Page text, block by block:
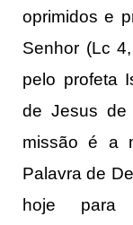
oprimidos e
Senhor (Lc
pelo profeta
de Jesus de
missão é a
Palavra de
hoje para